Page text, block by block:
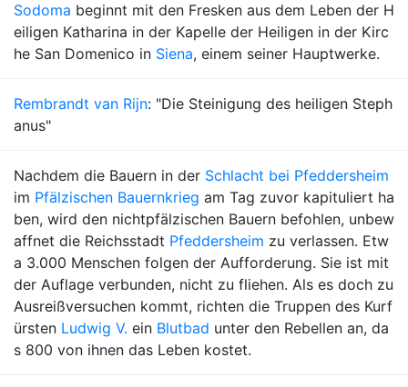
Sodoma beginnt mit den Fresken aus dem Leben der H
eiligen Katharina in der Kapelle der Heiligen in der Kirc
he San Domenico in Siena, einem seiner Hauptwerke.
Rembrandt van Rijn: "Die Steinigung des heiligen Steph
anus"
Nachdem die Bauern in der Schlacht bei Pfeddersheim
im Pfälzischen Bauernkrieg am Tag zuvor kapituliert ha
ben, wird den nichtpfälzischen Bauern befohlen, unbew
affnet die Reichsstadt Pfeddersheim zu verlassen. Etw
a 3.000 Menschen folgen der Aufforderung. Sie ist mit
der Auflage verbunden, nicht zu fliehen. Als es doch zu
Ausreißversuchen kommt, richten die Truppen des Kurf
ürsten Ludwig V. ein Blutbad unter den Rebellen an, da
s 800 von ihnen das Leben kostet.